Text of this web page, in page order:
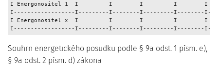
I Energonositel 1  I         I        I         I        I
I------------------I---------I--------I---------I--------
I Energonositel x  I         I        I         I        I
Souhrn energetického posudku podle § 9a odst. 1 písm. e),
§ 9a odst. 2 písm. d) zákona